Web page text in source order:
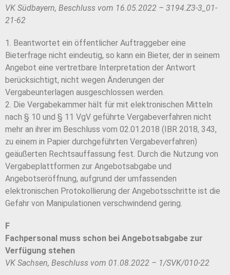
VK Südbayern, Beschluss vom 16.05.2022 – 3194.Z3-3_01-
21-62
1. Beantwortet ein öffentlicher Auftraggeber eine
Bieterfrage nicht eindeutig, so kann ein Bieter, der in seinem
Angebot eine vertretbare Interpretation der Antwort
berücksichtigt, nicht wegen Änderungen der
Vergabeunterlagen ausgeschlossen werden.
2. Die Vergabekammer hält für mit elektronischen Mitteln
nach § 10 und § 11 VgV geführte Vergabeverfahren nicht
mehr an ihrer im Beschluss vom 02.01.2018 (IBR 2018, 343,
zu einem in Papier durchgeführten Vergabeverfahren)
geäußerten Rechtsauffassung fest. Durch die Nutzung von
Vergabeplattformen zur Angebotsabgabe und
Angebotseröffnung, aufgrund der umfassenden
elektronischen Protokollierung der Angebotsschritte ist die
Gefahr von Manipulationen verschwindend gering.
F
Fachpersonal muss schon bei Angebotsabgabe zur
Verfügung stehen
VK Sachsen, Beschluss vom 01.08.2022 – 1/SVK/010-22